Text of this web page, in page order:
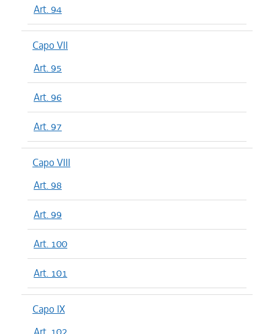
Art. 94
Capo VII
Art. 95
Art. 96
Art. 97
Capo VIII
Art. 98
Art. 99
Art. 100
Art. 101
Capo IX